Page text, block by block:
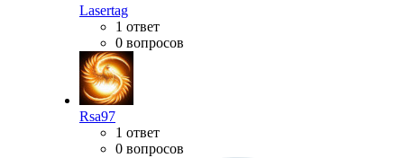
Lasertag
1 ответ
0 вопросов
Rsa97
1 ответ
0 вопросов